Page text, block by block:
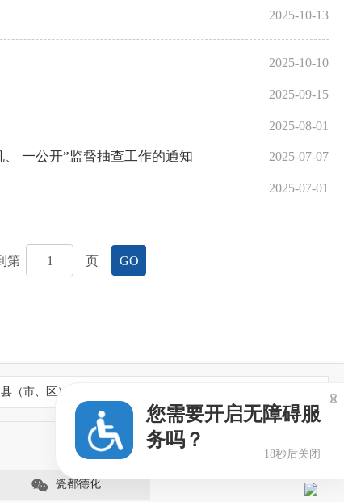
2025-10-13
2025-10-10
2025-09-15
2025-08-01
一公开”监督抽查工作的通知 2025-07-07
2025-07-01
第 页 GO
县（市、区）政府网站
瓷都德化
您需要开启无障碍服
务吗？
18秒后关闭
